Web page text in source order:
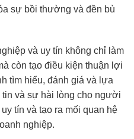
sự bồi thường và đền bù
và uy tín không chỉ làm
còn tạo điều kiện thuận lợi
tìm hiểu, đánh giá và lựa
và sự hài lòng cho người
tín và tạo ra mối quan hệ
nghiệp.